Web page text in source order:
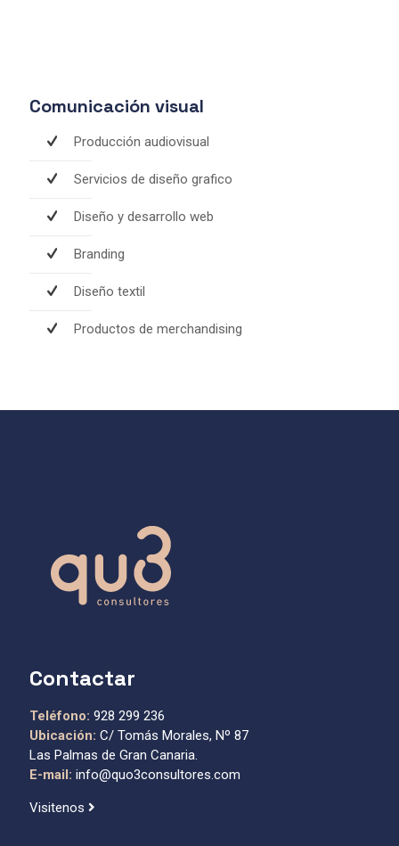
Comunicación visual
Producción audiovisual
Servicios de diseño grafico
Diseño y desarrollo web
Branding
Diseño textil
Productos de merchandising
Contactar
Teléfono: 928 299 236
Ubicación: C/ Tomás Morales, Nº 87
Las Palmas de Gran Canaria.
E-mail: info@quo3consultores.com
Visitenos